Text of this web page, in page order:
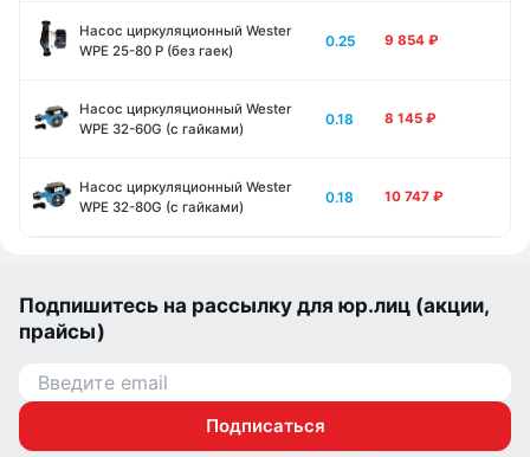
Насос циркуляционный Wester
WPE 25-80 P (без гаек)
0.25 9 854 ₽
Насос циркуляционный Wester
WPE 32-60G (с гайками)
0.18 8 145 ₽
Насос циркуляционный Wester
WPE 32-80G (с гайками)
0.18 10 747 ₽
Подпишитесь на рассылку для юр.лиц (акции,
прайсы)
Подписаться